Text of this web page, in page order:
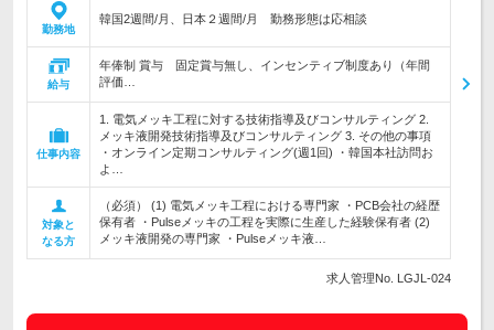
勤務地
韓国2週間/月、日本２週間/月 勤務形態は応相談
給与
年俸制 賞与 固定賞与無し、インセンティブ制度あり（年間
評価…
仕事内容
1. 電気メッキ工程に対する技術指導及びコンサルティング 2.
メッキ液開発技術指導及びコンサルティング 3. その他の事項
・オンライン定期コンサルティング(週1回) ・韓国本社訪問お
よ…
対象と
なる方
（必須） (1) 電気メッキ工程における専門家 ・PCB会社の経歴
保有者 ・Pulseメッキの工程を実際に生産した経験保有者 (2)
メッキ液開発の専門家 ・Pulseメッキ液…
求人管理No. LGJL-024